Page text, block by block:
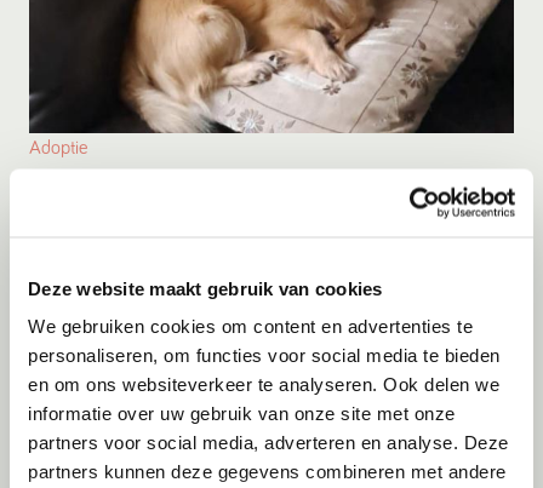
Deze website maakt gebruik van cookies
We gebruiken cookies om content en advertenties te
personaliseren, om functies voor social media te bieden
en om ons websiteverkeer te analyseren. Ook delen we
informatie over uw gebruik van onze site met onze
partners voor social media, adverteren en analyse. Deze
partners kunnen deze gegevens combineren met andere
Adoptie